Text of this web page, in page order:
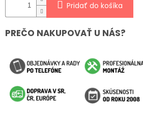
Pridať do košíka
PREČO NAKUPOVAŤ U NÁS?